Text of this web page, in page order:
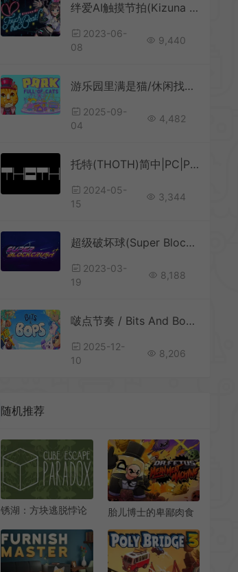
绊爱AI触摸节拍(Kizuna AI – Touch the Beat!)简中|PC|MUG|益智音乐节拍游戏
2023-06-
08
9,440
游乐园里满是猫/休闲找猫游戏 A Park Full of Cats 下载
2025-09-
04
4,482
托特(THOTH)简中|PC|PUZ|双摇杆休闲射击游戏
2024-05-
15
3,344
超级破坏球(Super Block Crush)简中|PC|PUZ|经典打砖块休闲游戏
2023-03-
19
8,188
啵点节奏 / Bits And Bops 休闲音乐节拍游戏
2025-12-
10
8,206
随机推荐
锈湖：方块逃脱悖论
Paradox)简
中|PC|PUZ|休闲益智
解谜游戏
胎儿博士的卑鄙肉食
Meat Machine 休闲
消除解谜游戏